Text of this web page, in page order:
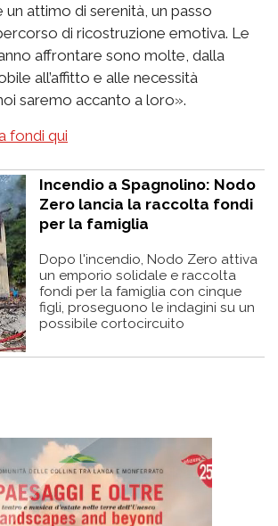
attimo di serenità, un passo
di ricostruzione emotiva. Le
affrontare sono molte, dalla
all’affitto e alle necessità
saremo accanto a loro».
fondi qui
Incendio a Spagnolino: Nodo
Zero lancia la raccolta fondi
per la famiglia
Dopo l'incendio, Nodo Zero attiva
un emporio solidale e raccolta
fondi per la famiglia con cinque
figli, proseguono le indagini su un
possibile cortocircuito